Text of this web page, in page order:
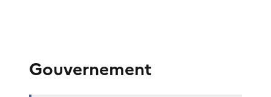
Gouvernement